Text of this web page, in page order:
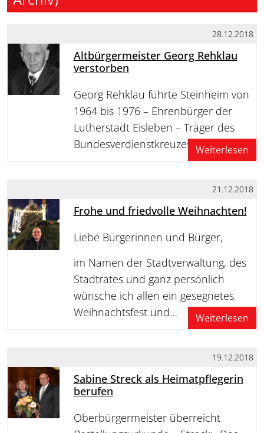
28.12.2018
Altbürgermeister Georg Rehklau
verstorben
Georg Rehklau führte Steinheim von
1964 bis 1976 – Ehrenbürger der
Lutherstadt Eisleben – Träger des
Bundesverdienstkreuzes am Bande
Weiterlesen
21.12.2018
Frohe und friedvolle Weihnachten!
Liebe Bürgerinnen und Bürger,
im Namen der Stadtverwaltung, des
Stadtrates und ganz persönlich
wünsche ich allen ein gesegnetes
Weihnachtsfest und…
Weiterlesen
19.12.2018
Sabine Streck als Heimatpflegerin
berufen
Oberbürgermeister überreicht